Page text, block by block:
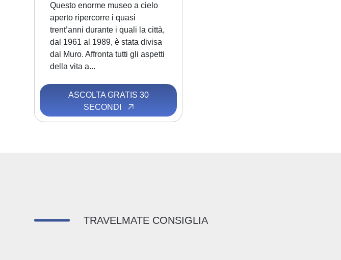
Questo enorme museo a cielo
aperto ripercorre i quasi
trent’anni durante i quali la città,
dal 1961 al 1989, è stata divisa
dal Muro. Affronta tutti gli aspetti
della vita a...
ASCOLTA GRATIS 30
SECONDI
TRAVELMATE CONSIGLIA